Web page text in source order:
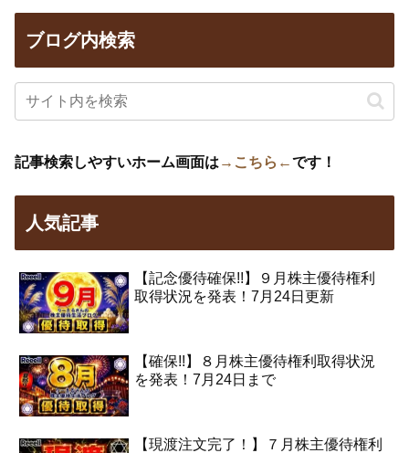
ブログ内検索
記事検索しやすいホーム画面は →こちら←です！
人気記事
【記念優待確保!!】９月株主優待権利
取得状況を発表！7月24日更新
【確保!!】８月株主優待権利取得状況
を発表！7月24日まで
【現渡注文完了！】７月株主優待権利